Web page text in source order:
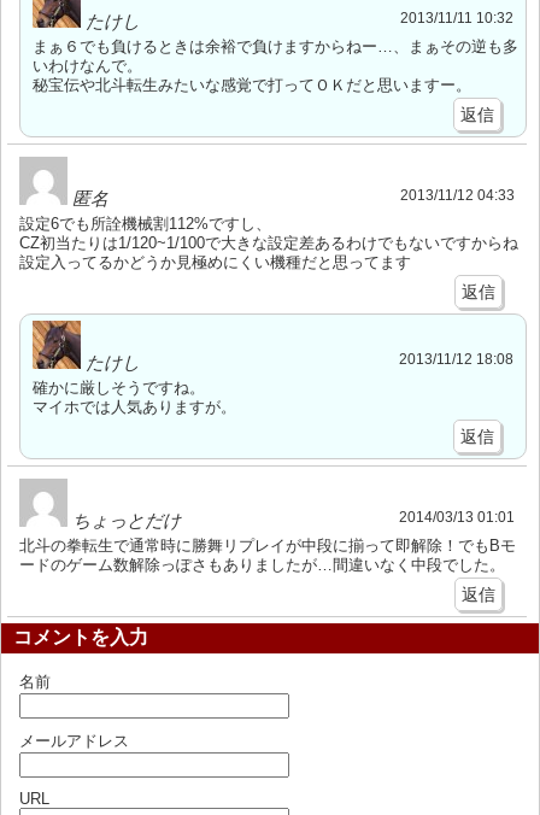
たけし 2013/11/11 10:32
まぁ６でも負けるときは余裕で負けますからねー…、まぁその逆も多
いわけなんで。
秘宝伝や北斗転生みたいな感覚で打ってＯＫだと思いますー。
返信
匿名 2013/11/12 04:33
設定6でも所詮機械割112%ですし、
CZ初当たりは1/120~1/100で大きな設定差あるわけでもないですからね
設定入ってるかどうか見極めにくい機種だと思ってます
返信
たけし 2013/11/12 18:08
確かに厳しそうですね。
マイホでは人気ありますが。
返信
ちょっとだけ 2014/03/13 01:01
北斗の拳転生で通常時に勝舞リプレイが中段に揃って即解除！でもBモ
ードのゲーム数解除っぽさもありましたが…間違いなく中段でした。
返信
コメントを入力
名前
メールアドレス
URL